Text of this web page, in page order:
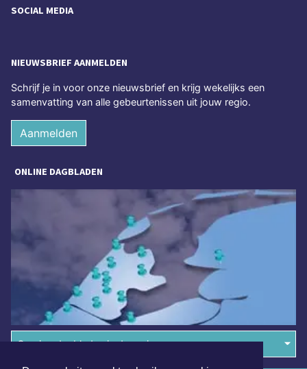
SOCIAL MEDIA
NIEUWSBRIEF AANMELDEN
Schrijf je in voor onze nieuwsbrief en krijg wekelijks een
samenvatting van alle gebeurtenissen uit jouw regio.
Aanmelden
ONLINE DAGBLADEN
Overige dagbladen in de regio